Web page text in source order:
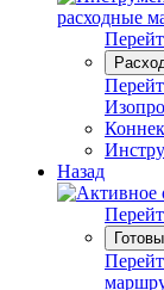
расходные
Назад